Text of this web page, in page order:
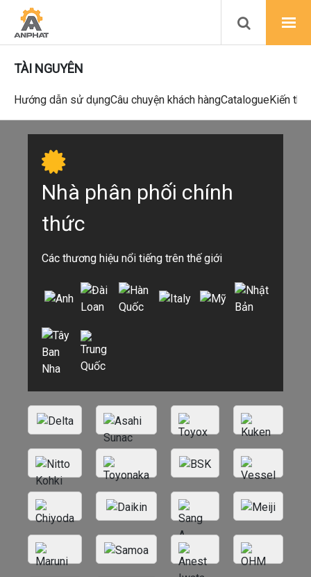
TÀI NGUYÊN
Hướng dẫn sử dụngCâu chuyện khách hàngCatalogueKiến
Nhà phân phối chính
thức
Các thương hiệu nổi tiếng trên thế giới